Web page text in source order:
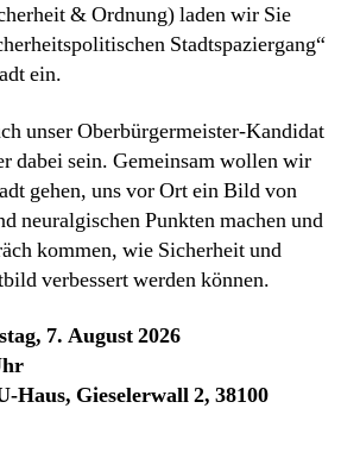
& Ordnung) laden wir Sie
Stadtspaziergang“
ein.
unser Oberbürgermeister-Kandidat
dabei sein. Gemeinsam wollen wir
gehen, uns vor Ort ein Bild von
neuralgischen Punkten machen und
kommen, wie Sicherheit und
verbessert werden können.
7. August 2026
Haus, Gieselerwall 2, 38100